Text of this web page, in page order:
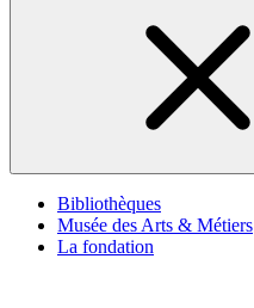
Bibliothèques
Musée des Arts & Métiers
La fondation